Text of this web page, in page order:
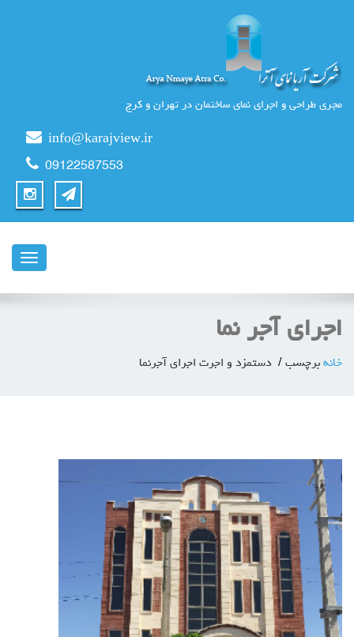
مجری طراحی و اجرای نمای ساختمان در تهران و کرج
info@karajview.ir
09122587553
ناوبری
اجرای آجر نما
خانه برچسب دستمزد و اجرت اجرای آجرنما